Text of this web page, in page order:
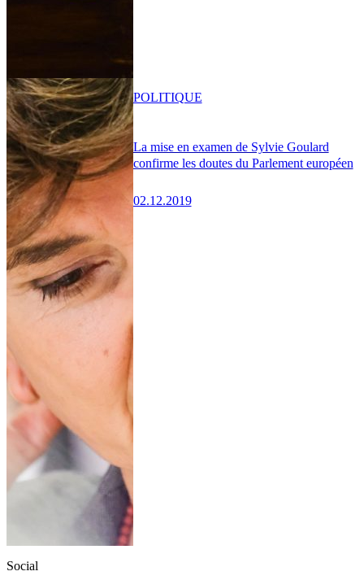
La mise en examen de Sylvie Goulard
confirme les doutes du Parlement européen
02.12.2019
POLITIQUE
Social